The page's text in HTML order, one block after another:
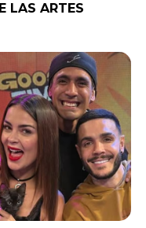
LAS ARTES